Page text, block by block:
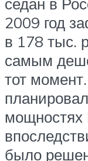
2009 год
в 178 тыс.
самым
тот
было